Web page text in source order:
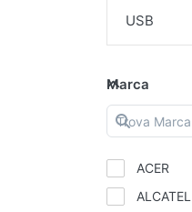
USB
Marca
ACER
ALCATEL